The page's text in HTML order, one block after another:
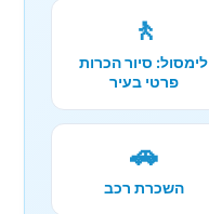
🚶
לימסול: סיור הכרות
פרטי בעיר
🚗
השכרת רכב